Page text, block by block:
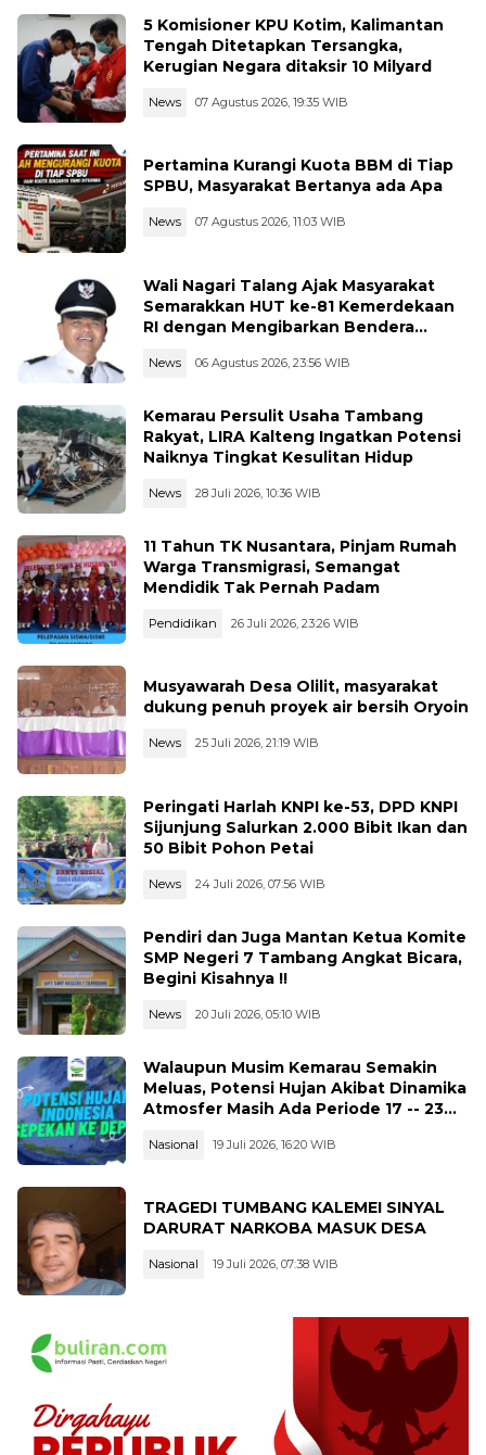
5 Komisioner KPU Kotim, Kalimantan
Tengah Ditetapkan Tersangka,
Kerugian Negara ditaksir 10 Milyard
News 07 Agustus 2026, 19:35 WIB
Pertamina Kurangi Kuota BBM di Tiap
SPBU, Masyarakat Bertanya ada Apa
News 07 Agustus 2026, 11:03 WIB
Wali Nagari Talang Ajak Masyarakat
Semarakkan HUT ke-81 Kemerdekaan
RI dengan Mengibarkan Bendera
News 06 Agustus 2026, 23:56 WIB
Kemarau Persulit Usaha Tambang
Rakyat, LIRA Kalteng Ingatkan Potensi
Naiknya Tingkat Kesulitan Hidup
News 28 Juli 2026, 10:36 WIB
11 Tahun TK Nusantara, Pinjam Rumah
Warga Transmigrasi, Semangat
Mendidik Tak Pernah Padam
Pendidikan 26 Juli 2026, 23:26 WIB
Musyawarah Desa Olilit, masyarakat
dukung penuh proyek air bersih Oryoin
News 25 Juli 2026, 21:19 WIB
Peringati Harlah KNPI ke-53, DPD KNPI
Sijunjung Salurkan 2.000 Bibit Ikan dan
50 Bibit Pohon Petai
News 24 Juli 2026, 07:56 WIB
Pendiri dan Juga Mantan Ketua Komite
SMP Negeri 7 Tambang Angkat Bicara,
Begini Kisahnya !!
News 20 Juli 2026, 05:10 WIB
Walaupun Musim Kemarau Semakin
Meluas, Potensi Hujan Akibat Dinamika
Atmosfer Masih Ada Periode 17 -- 23
Nasional 19 Juli 2026, 16:20 WIB
TRAGEDI TUMBANG KALEMEI SINYAL
DARURAT NARKOBA MASUK DESA
Nasional 19 Juli 2026, 07:38 WIB